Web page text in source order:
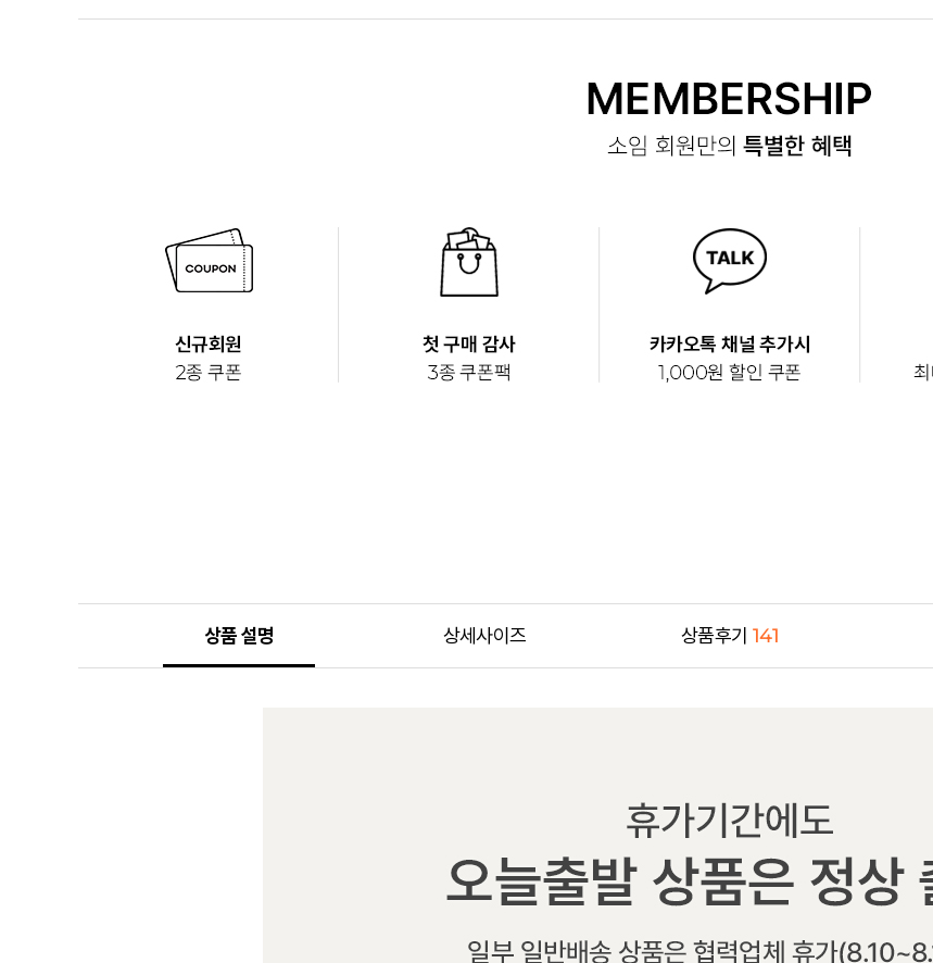
상품 설명 상세사이즈 상품후기 141